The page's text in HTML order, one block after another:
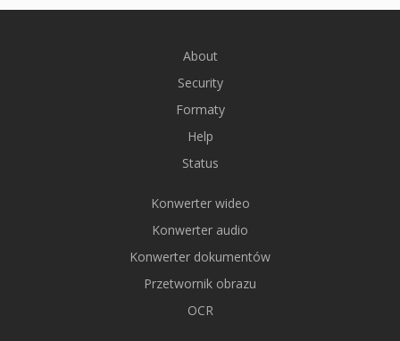
About
Security
Formaty
Help
Status
Konwerter wideo
Konwerter audio
Konwerter dokumentów
Przetwornik obrazu
OCR